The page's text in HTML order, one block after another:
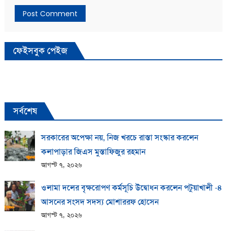
ফেইসবুক পেইজ
সর্বশেষ
সরকারের অপেক্ষা নয়, নিজ খরচে রাস্তা সংস্কার করলেন
কলাপাড়ার জিএস মুস্তাফিজুর রহমান
আগস্ট ৭, ২০২৬
ওলামা দলের বৃক্ষরোপণ কর্মসূচি উদ্বোধন করলেন পটুয়াখালী -৪
আসনের সংসদ সদস্য মোশাররফ হোসেন
আগস্ট ৭, ২০২৬